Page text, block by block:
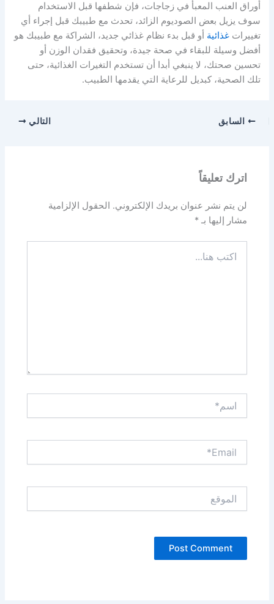
أوراق العنب المعبأ في زجاجات، فإن شطفها قبل الاستخدام
سوف يزيل بعض الصوديوم الزائد، تحدث مع طبيبك قبل إجراء أي
تغييراتغذائية أو قبل بدء نظام غذائي جديد، الشراكة مع طبيبك هو
أفضل وسيلة للبقاء في صحة جيدة، وتحقيق فقدان الوزن أو
تحسين صحتك، لا ينبغي أبدا أن تستخدم التغيرات الغذائية، حتى
تلك الصحية، كبديل للرعاية التي يقدمها الطبيب.
السابق التالي
اترك تعليقاً
لن يتم نشر عنوان بريدك الإلكتروني. الحقول الإلزامية
مشار إليها بـ*
هنا...